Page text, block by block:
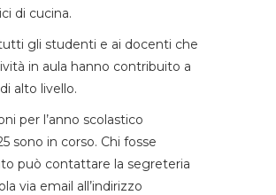
di cucina.
gli studenti e ai docenti che
in aula hanno contribuito a
alto livello.
per l’anno scolastico
sono in corso. Chi fosse
può contattare la segreteria
via email all’indirizzo